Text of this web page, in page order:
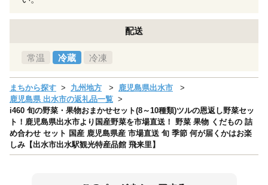
配送
常温 冷蔵 冷凍
まちから探す 九州地方
鹿児島県出水市
鹿児島県 出水市の返礼品一覧
i460 旬の野菜・果物おまかせセット(8～10種類)ツルの恩返し野菜セッ
ト！鹿児島県出水市より国産野菜を市場直送！ 野菜 果物 くだもの 詰
め合わせ セット 国産 鹿児島県産 市場直送 旬 季節 何が届くかはお楽
しみ【出水市出水駅観光特産品館 飛来里】